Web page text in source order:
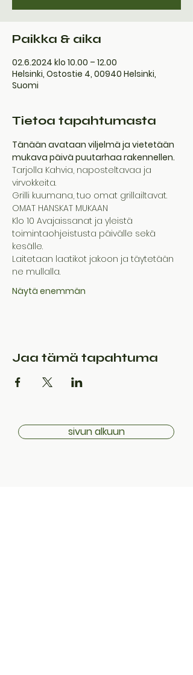
Paikka & aika
02.6.2024 klo 10.00 – 12.00
Helsinki, Ostostie 4, 00940 Helsinki,
Suomi
Tietoa tapahtumasta
Tänään avataan viljelmä ja vietetään
mukava päivä puutarhaa rakennellen.
Tarjolla Kahvia, naposteltavaa ja
virvokkeita.
Grilli kuumana, tuo omat grillailtavat.
OMAT HANSKAT MUKAAN
Klo 10 Avajaissanat ja yleistä
toimintaohjeistusta päivälle sekä
kesälle.
Laitetaan laatikot jakoon ja täytetään
ne mullalla.
Näytä enemmän
Jaa tämä tapahtuma
sivun alkuun